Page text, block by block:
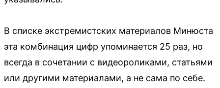
В списке экстремистских материалов Минюста
эта комбинация цифр упоминается 25 раз, но
всегда в сочетании с видеороликами, статьями
или другими материалами, а не сама по себе.